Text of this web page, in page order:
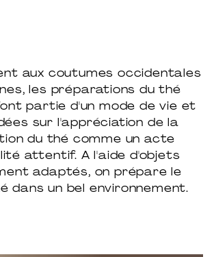
aux coutumes occidentales
les préparations du thé
partie d'un mode de vie et
sur l'appréciation de la
du thé comme un acte
attentif. A l'aide d'objets
adaptés, on prépare le
dans un bel environnement.